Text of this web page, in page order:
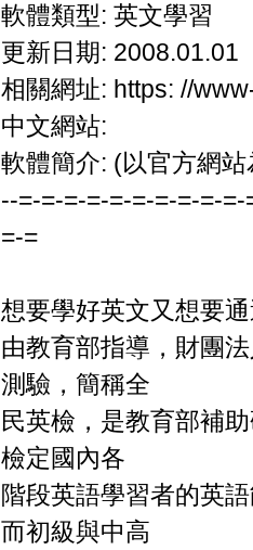
軟體類型: 英文學習
更新日期: 2008.01.01
相關網址: https: //
中文網站:
軟體簡介: (以官方網站
--=-=-=-=-=-=-=-=-=-
=-=
想要學好英文又想要
由教育部指導，財團
測驗，簡稱全
民英檢，是教育部補
檢定國內各
階段英語學習者的英
而初級與中高